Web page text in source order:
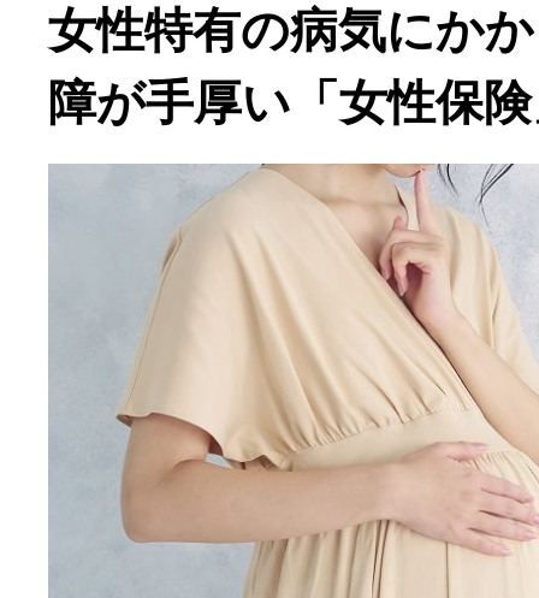
女性特有の病気にか
障が手厚い「女性保